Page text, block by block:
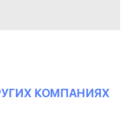
КОМПАНИЯХ